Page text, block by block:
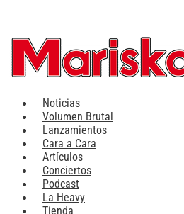
contenido
Noticias
Volumen Brutal
Lanzamientos
Cara a Cara
Artículos
Conciertos
Podcast
La Heavy
Tienda